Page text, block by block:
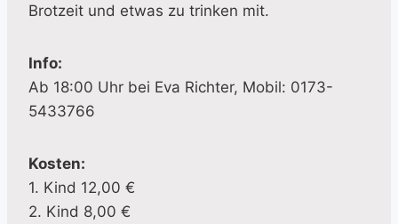
Brotzeit und etwas zu trinken mit.
Info:
Ab 18:00 Uhr bei Eva Richter, Mobil: 0173-
5433766
Kosten:
1. Kind 12,00 €
2. Kind 8,00 €